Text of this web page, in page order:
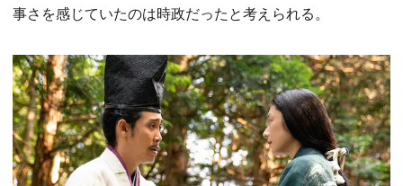
事さを感じていたのは時政だったと考えられる。